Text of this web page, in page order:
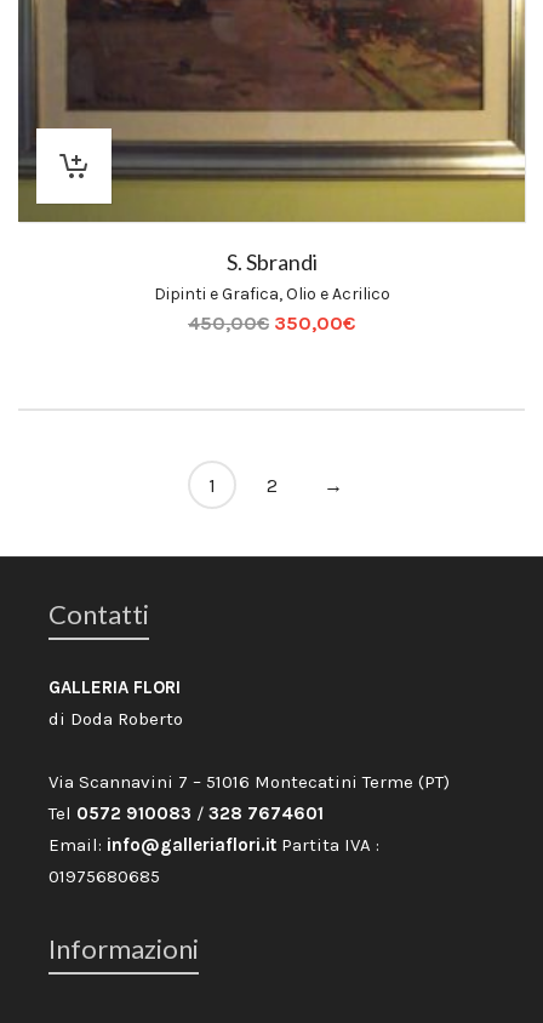
S. Sbrandi
Dipinti e Grafica,Olio e Acrilico
450,00€ 350,00€
1 2 →
Contatti
GALLERIA FLORI
di Doda Roberto
Via Scannavini 7 – 51016 Montecatini Terme (PT)
Tel 0572 910083 / 328 7674601
Email: info@galleriaflori.it Partita IVA :
01975680685
Informazioni